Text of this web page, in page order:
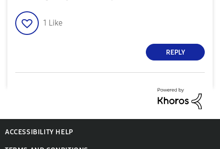
1 Like
REPLY
ACCESSIBILITY HELP